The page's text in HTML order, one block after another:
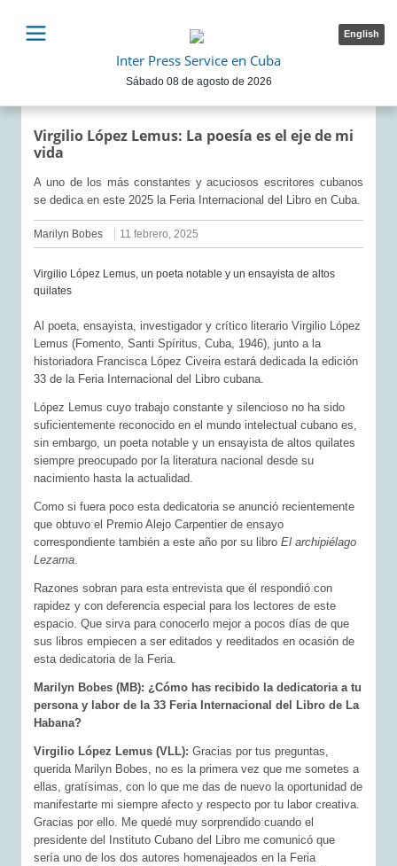
English
Inter Press Service en Cuba
Sábado 08 de agosto de 2026
Virgilio López Lemus: La poesía es el eje de mi
vida
A uno de los más constantes y acuciosos escritores cubanos
se dedica en este 2025 la Feria Internacional del Libro en Cuba.
Marilyn Bobes 11 febrero, 2025
Virgilio López Lemus, un poeta notable y un ensayista de altos
quilates
Al poeta, ensayista, investigador y crítico literario Virgilio López
Lemus (Fomento, Santi Spíritus, Cuba, 1946), junto a la
historiadora Francisca López Civeira estará dedicada la edición
33 de la Feria Internacional del Libro cubana.
López Lemus cuyo trabajo constante y silencioso no ha sido
suficientemente reconocido en el mundo intelectual cubano es,
sin embargo, un poeta notable y un ensayista de altos quilates
siempre preocupado por la literatura nacional desde su
nacimiento hasta la actualidad.
Como si fuera poco esta dedicatoria se anunció recientemente
que obtuvo el Premio Alejo Carpentier de ensayo
correspondiente también a este año por su libroEl archipiélago
Lezama.
Razones sobran para esta entrevista que él respondió con
rapidez y con deferencia especial para los lectores de este
espacio. Que sirva para conocerlo mejor a pocos días de que
sus libros empiecen a ser editados y reeditados en ocasión de
esta dedicatoria de la Feria.
Marilyn Bobes (MB): ¿Cómo has recibido la dedicatoria a tu
persona y labor de la 33 Feria Internacional del Libro de La
Habana?
Virgilio López Lemus (VLL): Gracias por tus preguntas,
querida Marilyn Bobes, no es la primera vez que me sometes a
ellas, gratísimas, con lo que me das de nuevo la oportunidad de
manifestarte mi siempre afecto y respecto por tu labor creativa.
Gracias por ello. Me quedé muy sorprendido cuando el
presidente del Instituto Cubano del Libro me comunicó que
sería uno de los dos autores homenajeados en la Feria